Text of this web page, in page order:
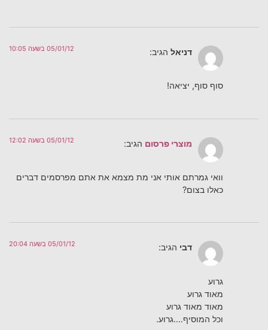
דניאל הגיב: 05/01/12 בשעה 10:05
סוף סוף, יציאה!
מוצרי פרסום הגיב: 05/01/12 בשעה 12:02
וואי גמרתם אותי אני מת מצמא את אתם מפרסמים דברים
כאלו בצום?
דבי הגיב: 05/01/12 בשעה 20:04
גרוע
מאוד גרוע
מאוד מאוד גרוע
וכל המוסיף….גרוע.